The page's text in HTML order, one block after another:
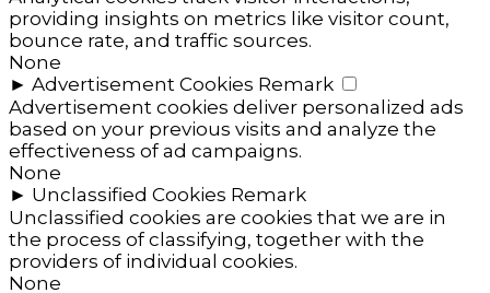
providing insights on metrics like visitor count,
bounce rate, and traffic sources.
None
► Advertisement Cookies Remark
Advertisement cookies deliver personalized ads
based on your previous visits and analyze the
effectiveness of ad campaigns.
None
► Unclassified Cookies Remark
Unclassified cookies are cookies that we are in
the process of classifying, together with the
providers of individual cookies.
None